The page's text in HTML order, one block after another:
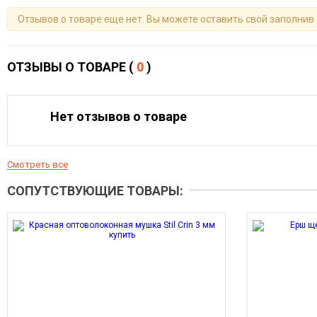
Отзывов о товаре еще нет. Вы можете оставить свой заполнив
ОТЗЫВЫ О ТОВАРЕ ( 0)
Нет отзывов о товаре
Смотреть все
СОПУТСТВУЮЩИЕ ТОВАРЫ: